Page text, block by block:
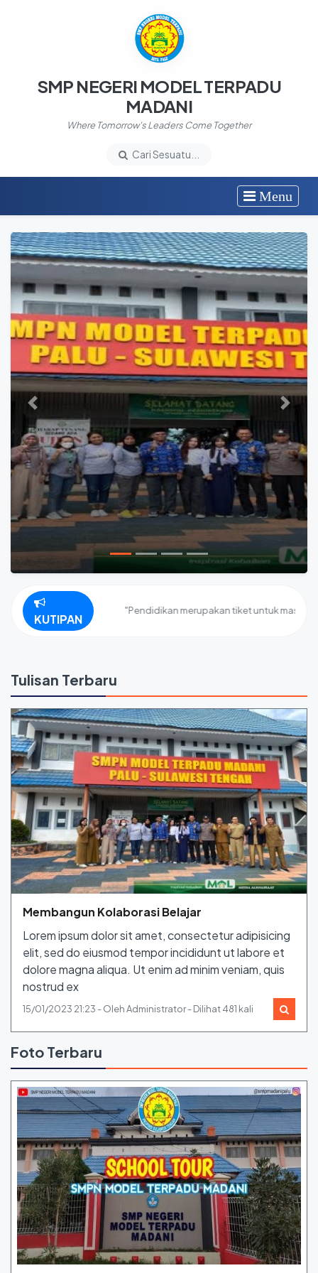
SMP NEGERI MODEL TERPADU
MADANI
Where Tomorrow's Leaders Come Together
Cari Sesuatu...
Menu
Previous Next
KUTIPAN
"Pendidikan merupakan tiket untuk masa
Tulisan Terbaru
Membangun Kolaborasi Belajar
Lorem ipsum dolor sit amet, consectetur adipisicing
elit, sed do eiusmod tempor incididunt ut labore et
dolore magna aliqua. Ut enim ad minim veniam, quis
nostrud ex
15/01/2023 21:23 - Oleh Administrator - Dilihat 481 kali
Foto Terbaru